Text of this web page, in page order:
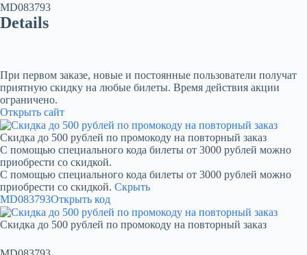
MD083793
Details
При первом заказе, новые и постоянные пользователи получат
приятную скидку на любые билеты. Время действия акции
ограничено.
Открыть сайт
Скидка до 500 рублей по промокоду на повторный заказ
С помощью специального кода билеты от 3000 рублей можно
приобрести со скидкой.
С помощью специального кода билеты от 3000 рублей можно
приобрести со скидкой. Скрыть
MD083793Открыть код
Скидка до 500 рублей по промокоду на повторный заказ